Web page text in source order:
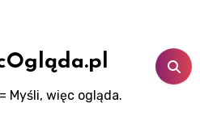
Myśli, więc ogląda.